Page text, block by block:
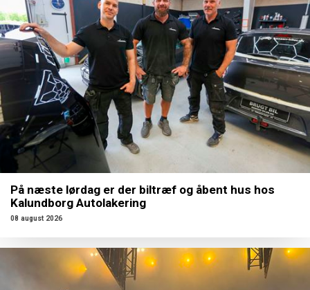
På næste lørdag er der biltræf og åbent hus hos
Kalundborg Autolakering
08 august 2026